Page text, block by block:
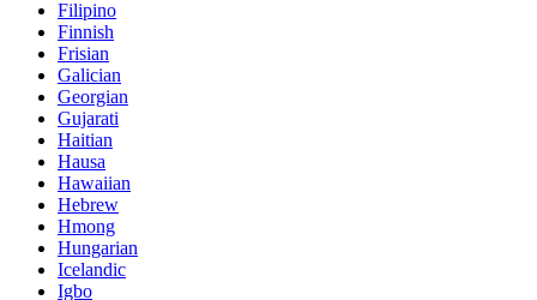
Filipino
Finnish
Frisian
Galician
Georgian
Gujarati
Haitian
Hausa
Hawaiian
Hebrew
Hmong
Hungarian
Icelandic
Igbo